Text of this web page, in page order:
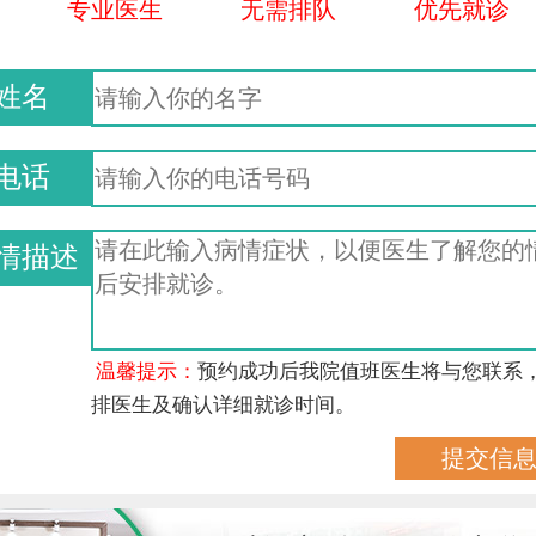
专业医生 无需排队 优先就诊
名
话
描述
温馨提示：预约成功后我院值班医生将与您联系
排医生及确认详细就诊时间。